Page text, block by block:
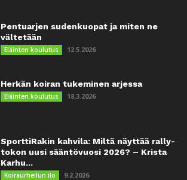
Pentuarjen sudenkuopat ja miten ne
vältetään
Eläinten koulutus 12.5.2026
Herkän koiran tukeminen arjessa
Eläinten koulutus 18.3.2026
SporttiRakin kahvila: Miltä näyttää rally-
tokon uusi sääntövuosi 2026? – Krista
Karhu...
Koiraurheilun ilo 9.2.2026